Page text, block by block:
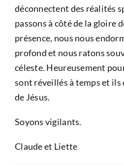
déconnectent des réalités
passons à côté de la gloire
présence, nous nous
profond et nous ratons
céleste. Heureusement
sont réveillés à temps et
de Jésus.
Soyons vigilants.
Claude et Liette